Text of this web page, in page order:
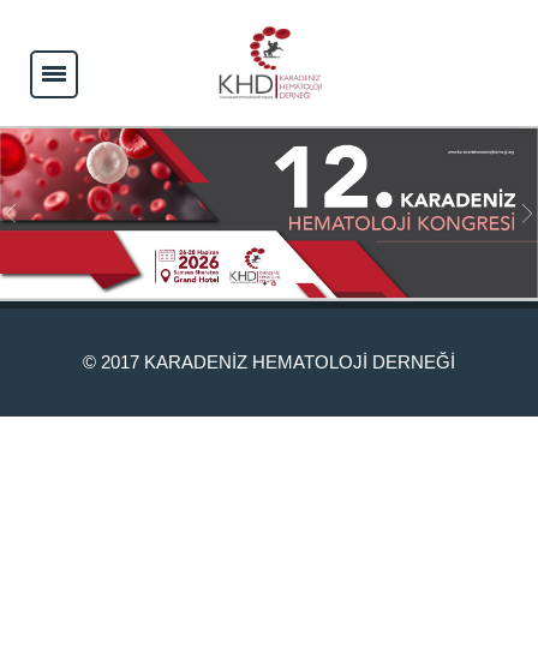
© 2017 KARADENİZ HEMATOLOJİ DERNEĞİ